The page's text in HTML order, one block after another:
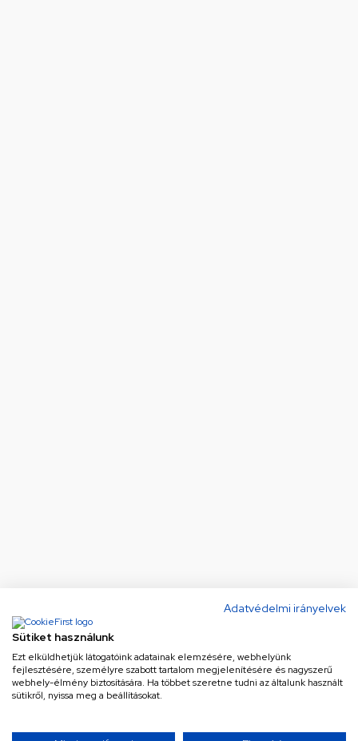
Adatvédelmi irányelvek
Sütiket használunk
Ezt elküldhetjük látogatóink adatainak elemzésére, webhelyünk
fejlesztésére, személyre szabott tartalom megjelenítésére és nagyszerű
webhely-élmény biztosítására. Ha többet szeretne tudni az általunk használt
sütikről, nyissa meg a beállításokat.